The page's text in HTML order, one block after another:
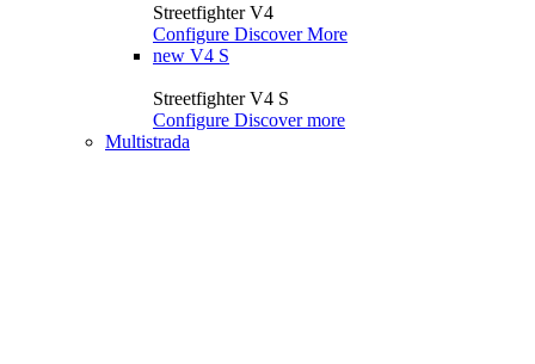
Streetfighter V4
Configure Discover More
new V4 S
Streetfighter V4 S
Configure Discover more
Multistrada